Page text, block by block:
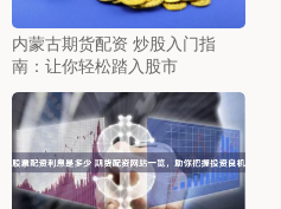
内蒙古期货配资 炒股入门指
南：让你轻松踏入股市